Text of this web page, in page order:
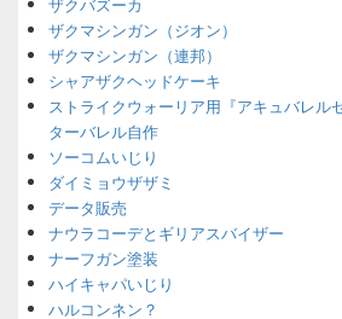
ザクマシンガン（ジオン）
ザクマシンガン（連邦）
シャアザクヘッドケーキ
ストライクウォーリア用『アキュバレル
ターバレル自作
ソーコムいじり
ダイミョウザザミ
データ販売
ナウラコーデとギリアスバイザー
ナーフガン塗装
ハイキャパいじり
ハルコンネン？